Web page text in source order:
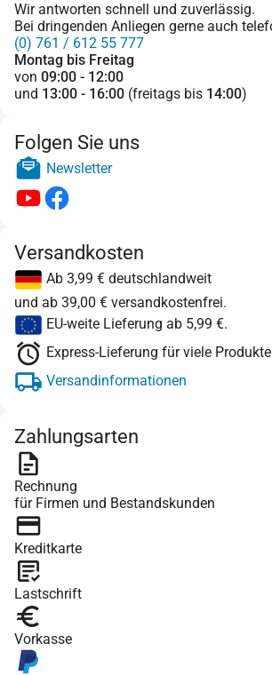
Wir antworten schnell und zuverlässig.
Bei dringenden Anliegen gerne auch
(0) 761 / 612 55 777
Montag bis Freitag
von 09:00 - 12:00
und 13:00 - 16:00 (freitags bis 14:00)
Folgen Sie uns
Newsletter
Versandkosten
Ab 3,99 € deutschlandweit
und ab 39,00 € versandkostenfrei.
EU-weite Lieferung ab 5,99 €.
Express-Lieferung für viele
Versandinformationen
Zahlungsarten
Rechnung
für Firmen und Bestandskunden
Kreditkarte
Lastschrift
Vorkasse